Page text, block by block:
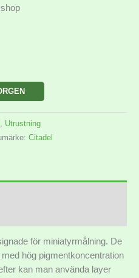
, Utrustning
Citadel
för miniatyrmålning. De
hög pigmentkoncentration
kan man använda layer